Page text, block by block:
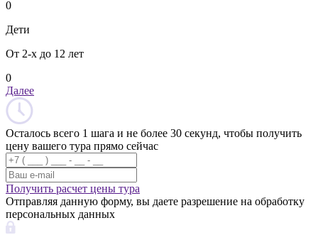
0
Дети
От 2-х до 12 лет
0
Далее
Осталось всего 1 шага и не более 30 секунд, чтобы получить
цену вашего тура прямо сейчас
Получить расчет цены тура
Отправляя данную форму, вы даете разрешение на обработку
персональных данных